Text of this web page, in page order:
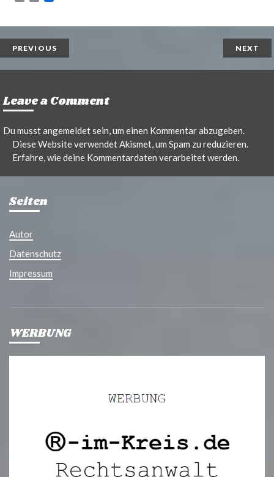
n
i
PREVIOUS NEXT
Leave a Comment
Du musstangemeldetsein, um einen Kommentar abzugeben.
Diese Website verwendet Akismet, um Spam zu reduzieren.
Erfahre, wie deine Kommentardaten verarbeitet werden.
Seiten
Autor
Datenschutz
Impressum
WERBUNG